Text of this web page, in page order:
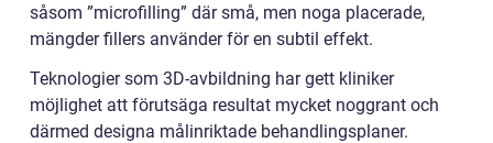
såsom ”microfilling” där små, men noga placerade,
mängder fillers använder för en subtil effekt.
Teknologier som 3D-avbildning har gett kliniker
möjlighet att förutsäga resultat mycket noggrant och
därmed designa målinriktade behandlingsplaner.